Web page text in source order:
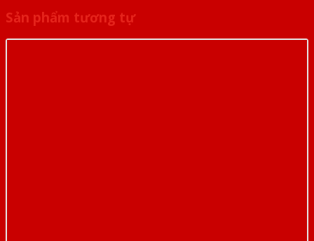
Sản phẩm tương tự